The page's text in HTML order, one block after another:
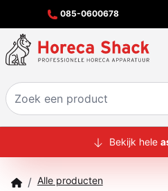
085-0600678
Bekijk hele
/ Alle producten